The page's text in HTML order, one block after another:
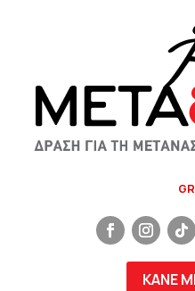
GR
ΚΑΝΕ